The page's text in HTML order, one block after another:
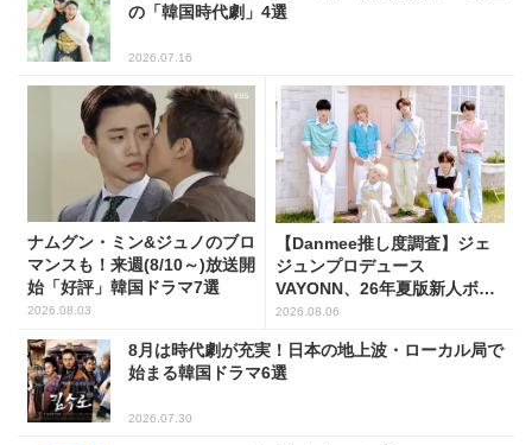
の「韓国時代劇」4選
2026.07.16
ナムグン・ミン&ジュノのブロ
マンスも！来週(8/10～)放送開
始「好評」韓国ドラマ7選
2026.08.03
【Danmee推し度調査】ジェ
ジュンプロデュース
VAYONN、26年夏版新人ボー
イズグループ人気No.1に
2026.08.06
8月は時代劇が充実！日本の地上波・ローカル局で
始まる韓国ドラマ6選
2026.07.30